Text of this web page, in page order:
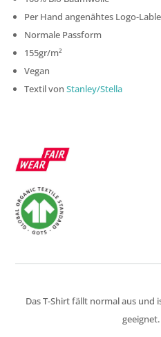
Per Hand angenähtes Logo-
Normale Passform
155gr/m²
Vegan
Textil vonStanley/Stella
Das T-Shirt fällt normal aus und
geeignet.